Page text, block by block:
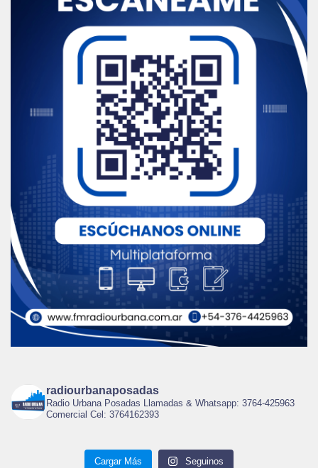
radiourbanaposadas
Radio Urbana Posadas Llamadas & Whatsapp: 3764-425963
Comercial Cel: 3764162393
Cargar Más Seguinos